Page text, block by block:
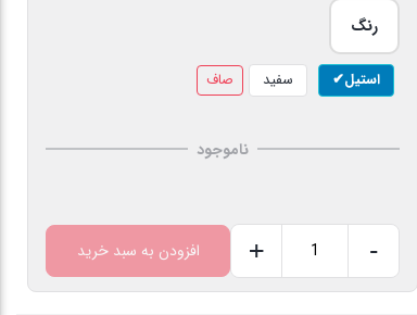
رنگ
استیل سفید صاف
ناموجود
فریزر
-
+ افزودن به سبد خرید